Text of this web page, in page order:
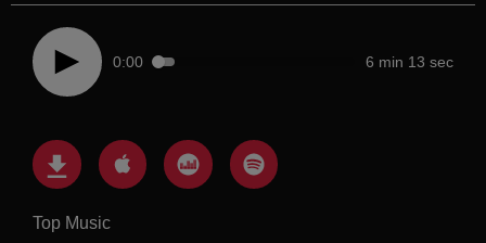
0:00 6 min 13 sec
Top Music